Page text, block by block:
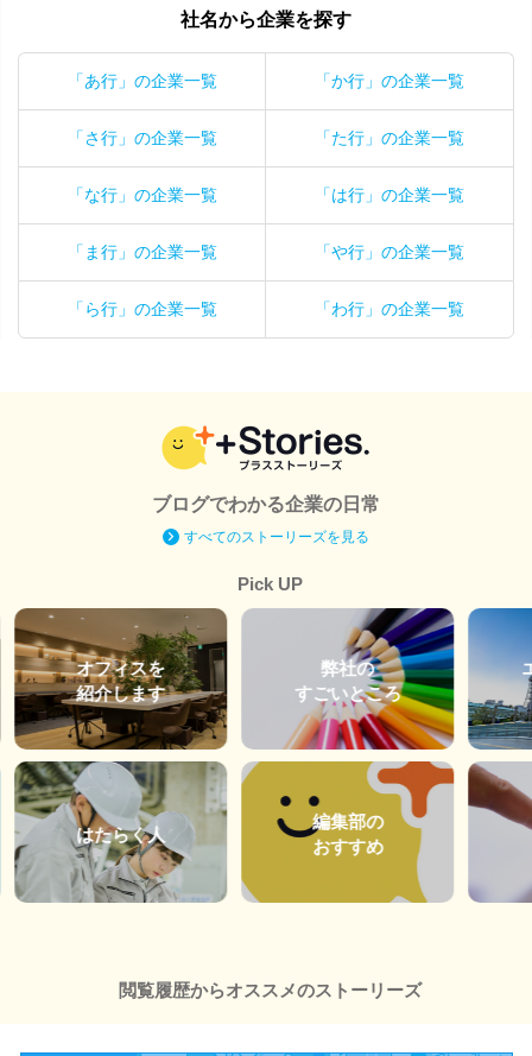
社名から企業を探す
「あ行」の企業一覧 「か行」の企業一覧
「さ行」の企業一覧 「た行」の企業一覧
「な行」の企業一覧 「は行」の企業一覧
「ま行」の企業一覧 「や行」の企業一覧
「ら行」の企業一覧 「わ行」の企業一覧
ブログでわかる企業の日常
すべてのストーリーズを見る
Pick UP
オフィスを
紹介します
はたらく人
弊社の
すごいところ
編集部の
おすすめ
閲覧履歴からオススメのストーリーズ